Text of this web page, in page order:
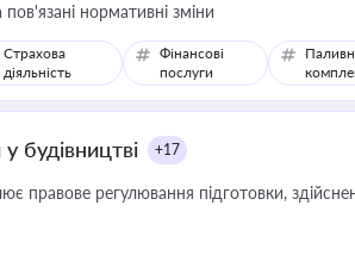
нормативні зміни
Страхова
діяльність
Фінансові
послуги
будівництві +17
правове регулювання підготовки,